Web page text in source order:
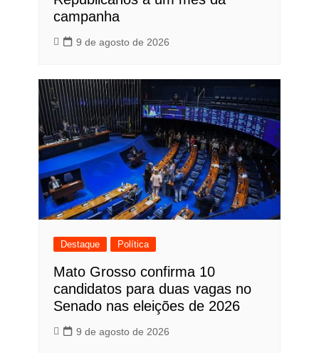
campanha
9 de agosto de 2026
Destaque Política
Mato Grosso confirma 10
candidatos para duas vagas no
Senado nas eleições de 2026
9 de agosto de 2026